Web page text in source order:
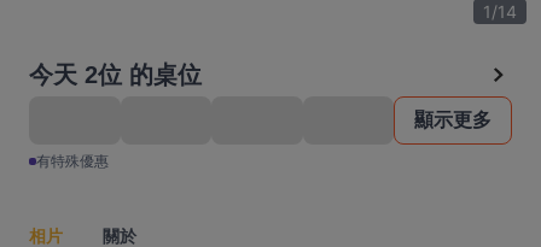
1/14
今天 2位 的桌位
顯示更多
有特殊優惠
相片 關於